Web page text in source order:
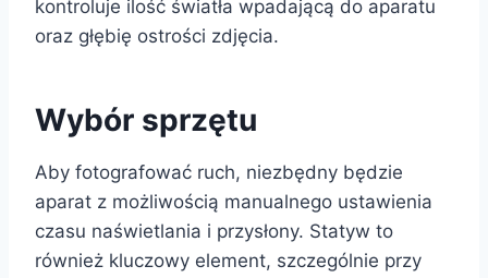
kontroluje ilość światła wpadającą do aparatu
oraz głębię ostrości zdjęcia.
Wybór sprzętu
Aby fotografować ruch, niezbędny będzie
aparat z możliwością manualnego ustawienia
czasu naświetlania i przysłony. Statyw to
również kluczowy element, szczególnie przy